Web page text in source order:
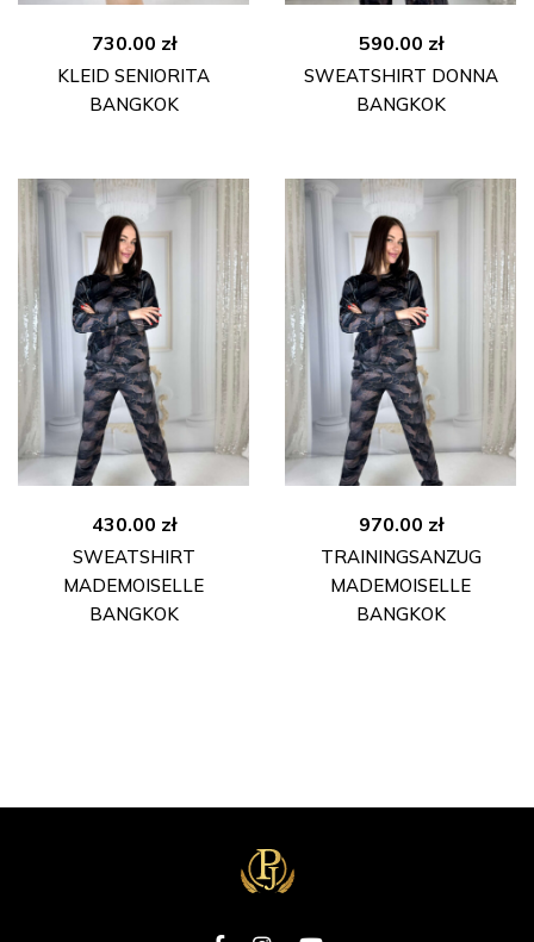
730.00 zł
KLEID SENIORITA
BANGKOK
590.00 zł
SWEATSHIRT DONNA
BANGKOK
430.00 zł
SWEATSHIRT
MADEMOISELLE
BANGKOK
970.00 zł
TRAININGSANZUG
MADEMOISELLE
BANGKOK